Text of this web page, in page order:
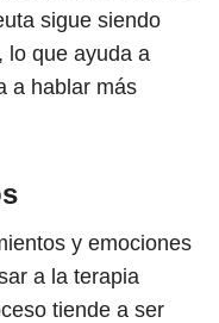
sigue siendo
lo que ayuda a
a hablar más
y emociones
a la terapia
tiende a ser